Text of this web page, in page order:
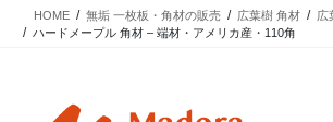
HOME 無垢 一枚板・角材の販売 広葉樹 角材
広
ハードメープル 角材 – 端材・アメリカ産・110角